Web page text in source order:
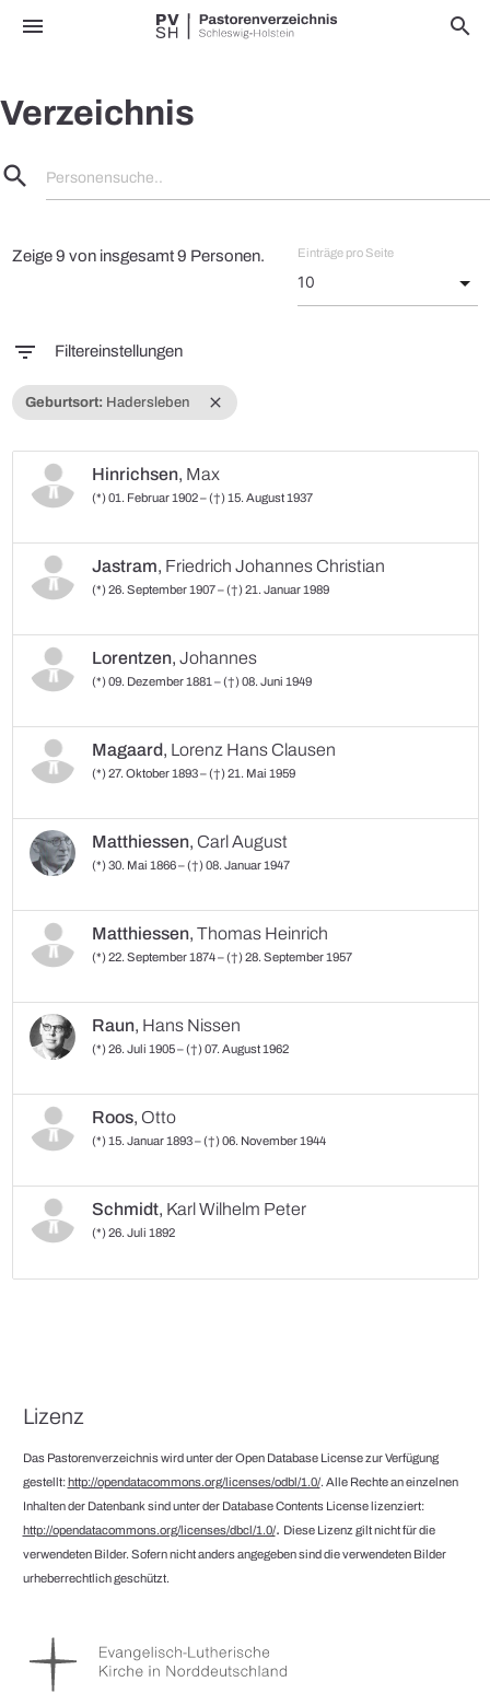
menu search
Verzeichnis
search Personensuche..
Zeige 9 von insgesamt 9 Personen. Einträge pro Seite
filter_list Filtereinstellungen
close
Geburtsort: Hadersleben
Hinrichsen, Max
(*) 01. Februar 1902 – (†) 15. August 1937
Jastram, Friedrich Johannes Christian
(*) 26. September 1907 – (†) 21. Januar 1989
Lorentzen, Johannes
(*) 09. Dezember 1881 – (†) 08. Juni 1949
Magaard, Lorenz Hans Clausen
(*) 27. Oktober 1893 – (†) 21. Mai 1959
Matthiessen, Carl August
(*) 30. Mai 1866 – (†) 08. Januar 1947
Matthiessen, Thomas Heinrich
(*) 22. September 1874 – (†) 28. September 1957
Raun, Hans Nissen
(*) 26. Juli 1905 – (†) 07. August 1962
Roos, Otto
(*) 15. Januar 1893 – (†) 06. November 1944
Schmidt, Karl Wilhelm Peter
(*) 26. Juli 1892
Lizenz
Das Pastorenverzeichnis wird unter der Open Database License zur Verfügung
gestellt:http://opendatacommons.org/licenses/odbl/1.0/. Alle Rechte an einzelnen
Inhalten der Datenbank sind unter der Database Contents License lizenziert:
http://opendatacommons.org/licenses/dbcl/1.0/. Diese Lizenz gilt nicht für die
verwendeten Bilder. Sofern nicht anders angegeben sind die verwendeten Bilder
urheberrechtlich geschützt.